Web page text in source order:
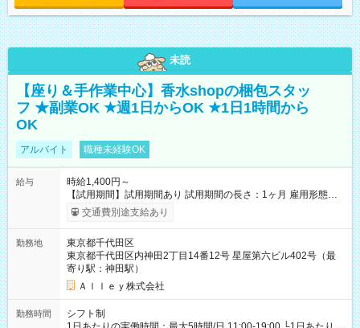
未読
【座り＆手作業中心】香水shopの梱包スタッ
フ ★副業OK ★週1日からOK ★1日1時間から
OK
アルバイト 職種未経験OK
給与
時給1,400円～
【試用期間】試用期間あり 試用期間の長さ：1ヶ月 雇用形態、
給与は本採用時と同じです。
交通費別途支給あり
勤務地
東京都千代田区
東京都千代田区内神田2丁目14番12号 星屋第六ビル402号（最
寄り駅：神田駅）
Ａｌｌｅｙ株式会社
勤務時間
シフト制